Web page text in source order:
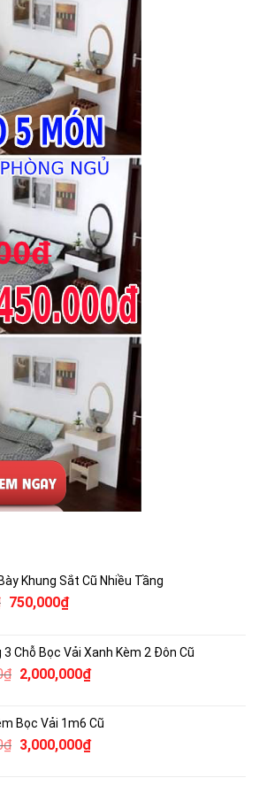
Khung Sắt Cũ Nhiều Tầng
Giá
960,000₫.
750,000₫Giá
là:
750,000₫.
Chỗ Bọc Vải Xanh Kèm 2 Đôn Cũ
₫ Giá
3,300,000₫.
2,000,000₫Giá
là:
2,000,000₫.
Bọc Vải 1m6 Cũ
₫ Giá
3,000,000₫Giá